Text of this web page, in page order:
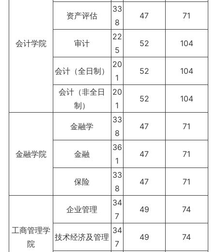
会计学院
资产评估
33
8
47 71
审计
22
5
52 104
会计（全日制）
20
1
52 104
会计（非全日
制）
20
1
52 104
金融学院
金融学
33
8
47 71
金融
36
1
47 71
保险
33
8
47 71
工商管理学
院
企业管理
34
7
49 74
技术经济及管理
34
7
49 74